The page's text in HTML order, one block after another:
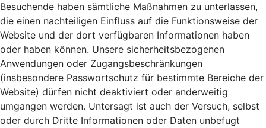
Besuchende haben sämtliche Maßnahmen zu unterlassen,
die einen nachteiligen Einfluss auf die Funktionsweise der
Website und der dort verfügbaren Informationen haben
oder haben können. Unsere sicherheitsbezogenen
Anwendungen oder Zugangsbeschränkungen
(insbesondere Passwortschutz für bestimmte Bereiche der
Website) dürfen nicht deaktiviert oder anderweitig
umgangen werden. Untersagt ist auch der Versuch, selbst
oder durch Dritte Informationen oder Daten unbefugt